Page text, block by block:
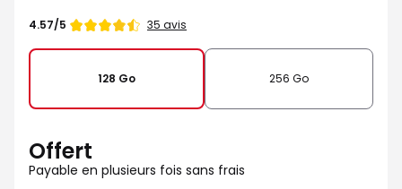
Note
4.57/5 35 avis
128 Go 256 Go
Offert
Payable en plusieurs fois sans frais